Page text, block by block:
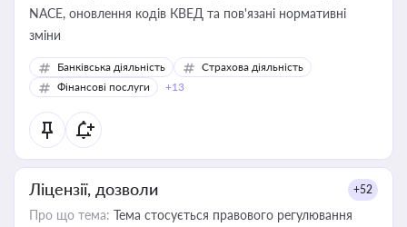
NACE, оновлення кодів КВЕД та пов'язані нормативні
зміни
Банківська діяльність
Страхова діяльність
Фінансові послуги
+13
Ліцензії, дозволи +52
Про що тема: Тема стосується правового регулювання